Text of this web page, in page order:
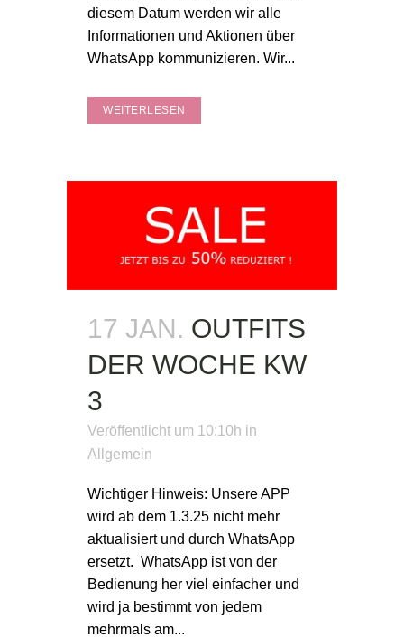
diesem Datum werden wir alle
Informationen und Aktionen über
WhatsApp kommunizieren. Wir...
WEITERLESEN
17 JAN. OUTFITS
DER WOCHE KW
3
Veröffentlicht um 10:10h in
Allgemein
Wichtiger Hinweis: Unsere APP
wird ab dem 1.3.25 nicht mehr
aktualisiert und durch WhatsApp
ersetzt. WhatsApp ist von der
Bedienung her viel einfacher und
wird ja bestimmt von jedem
mehrmals am...